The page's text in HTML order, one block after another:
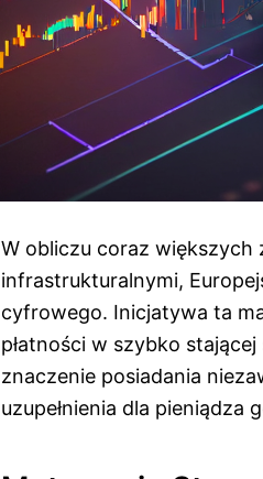
W obliczu coraz większych
infrastrukturalnymi,
cyfrowego. Inicjatywa ta
płatności w szybko
znaczenie posiadania
uzupełnienia dla pieniądza